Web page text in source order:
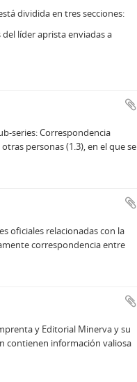
dividida en tres secciones:
líder aprista enviadas a
series: Correspondencia
personas (1.3), en el que se
oficiales relacionadas con la
correspondencia entre
y Editorial Minerva y su
contienen información valiosa